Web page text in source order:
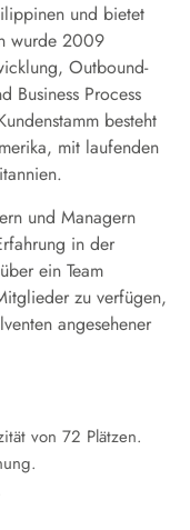
und bietet
wurde 2009
Outbound-
Business Process
besteht
mit laufenden
und Managern
in der
ein Team
zu verfügen,
angesehener
von 72 Plätzen.